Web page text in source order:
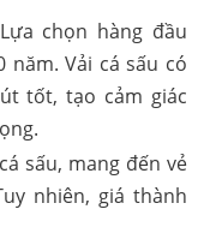
Lựa chọn hàng đầu
Vải cá sấu có
tốt, tạo cảm giác
sấu, mang đến vẻ
nhiên, giá thành